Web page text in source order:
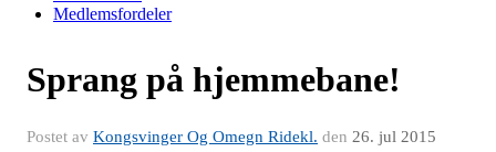
Medlemsfordeler
Sprang på hjemmebane!
Postet av Kongsvinger Og Omegn Ridekl. den 26. jul 2015